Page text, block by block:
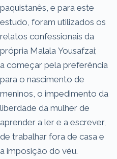
paquistanês, e para este
estudo, foram utilizados os
relatos confessionais da
própria Malala Yousafzai;
a começar pela preferência
para o nascimento de
meninos, o impedimento da
liberdade da mulher de
aprender a ler e a escrever,
de trabalhar fora de casa e
a imposição do véu.